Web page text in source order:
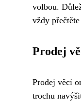
volbou.
vždy
Prodej
Prodej věcí
trochu